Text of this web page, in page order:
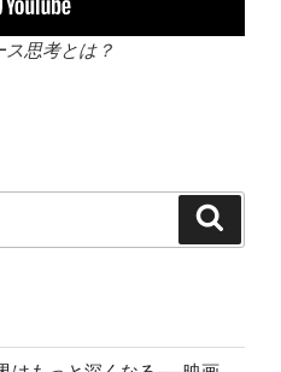
思考とは？